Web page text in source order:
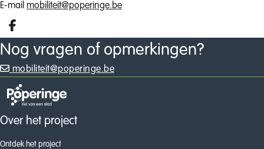
E-mail mobiliteit@poperinge.be
Deel op facebook
Nog vragen of opmerkingen?
mobiliteit@poperinge.be
Over het project
Ontdek het project